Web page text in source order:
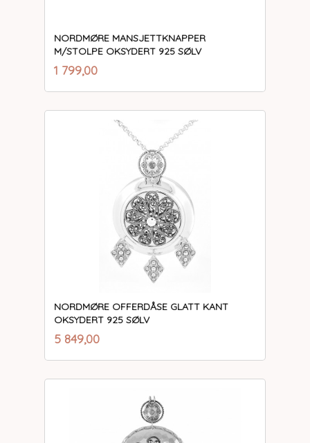
NORDMØRE MANSJETTKNAPPER
M/STOLPE OKSYDERT 925 SØLV
Pris
1 799,00mva.
NORDMØRE OFFERDÅSE GLATT KANT
OKSYDERT 925 SØLV
Pris
5 849,00mva.